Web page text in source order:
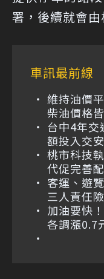
署，後續就會
車訊最前線
維持油價
柴油價格
台中4年
額投入交
桃市科技
代促完善
客運、遊
三人責任
加油要快
各調漲0.7